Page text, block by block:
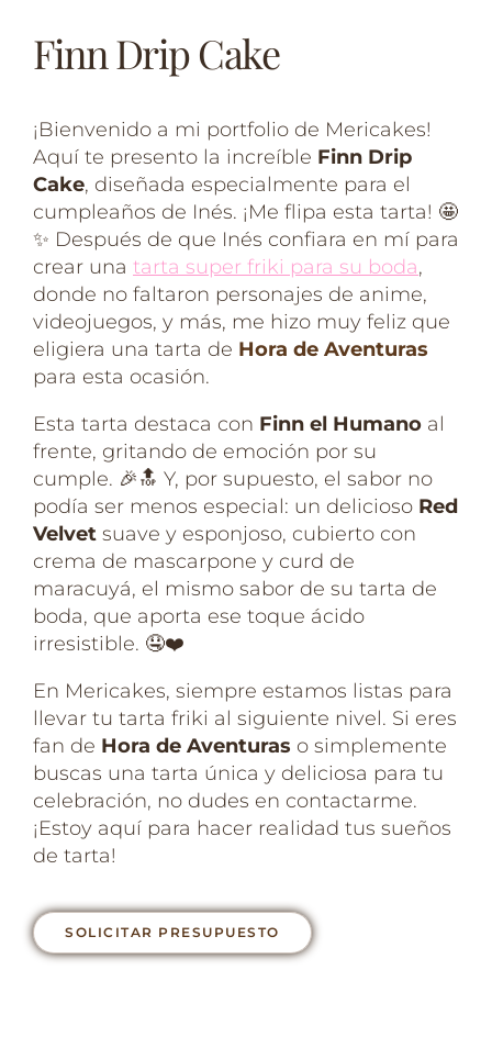
Finn Drip Cake
¡Bienvenido a mi portfolio de Mericakes!
Aquí te presento la increíble Finn Drip
Cake, diseñada especialmente para el
cumpleaños de Inés. ¡Me flipa esta tarta! 🤩
✨ Después de que Inés confiara en mí para
crear una tarta super friki para su boda,
donde no faltaron personajes de anime,
videojuegos, y más, me hizo muy feliz que
eligiera una tarta de Hora de Aventuras
para esta ocasión.
Esta tarta destaca con Finn el Humano al
frente, gritando de emoción por su
cumple. 🎉🔝 Y, por supuesto, el sabor no
podía ser menos especial: un delicioso Red
Velvet suave y esponjoso, cubierto con
crema de mascarpone y curd de
maracuyá, el mismo sabor de su tarta de
boda, que aporta ese toque ácido
irresistible. 🤤❤️
En Mericakes, siempre estamos listas para
llevar tu tarta friki al siguiente nivel. Si eres
fan de Hora de Aventuras o simplemente
buscas una tarta única y deliciosa para tu
celebración, no dudes en contactarme.
¡Estoy aquí para hacer realidad tus sueños
de tarta!
SOLICITAR PRESUPUESTO